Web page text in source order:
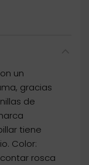
un
gracias
de
tiene
Color:
rosca